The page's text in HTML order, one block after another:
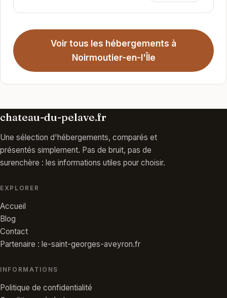
Voir tous les hébergements à
Noirmoutier-en-l'Île
chateau-du-pelave.fr
Une sélection d'hébergements, comparés et
présentés simplement. Pas de bruit, pas de
surenchère : les informations utiles pour choisir.
EXPLORER
Accueil
Blog
Contact
Partenaire : le-saint-georges-aveyron.fr
INFORMATIONS
Politique de confidentialité